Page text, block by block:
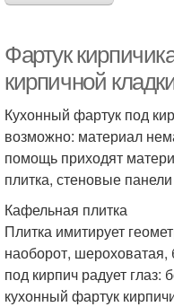
Фартук
кирпичной
Кухонный фартук под
возможно: материал
помощь приходят
плитка, стеновые
Кафельная плитка
Плитка имитирует
наоборот, шероховатая,
под кирпич радует
кухонный фартук